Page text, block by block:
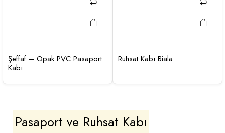
Şeffaf – Opak PVC Pasaport
Kabı
Ruhsat Kabı Biala
Pasaport ve Ruhsat Kabı